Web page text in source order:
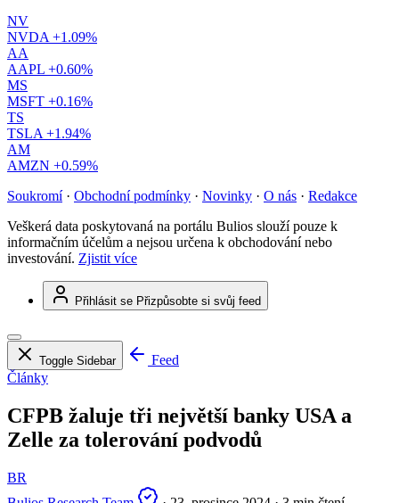
NV
NVDA +1.09%
AA
AAPL +0.60%
MS
MSFT +0.16%
TS
TSLA +1.94%
AM
AMZN +0.59%
Soukromí · Obchodní podmínky · Novinky · O nás · Redakce
Veškerá data poskytovaná na portálu Bulios slouží pouze k
informačním účelům a nejsou určena k obchodování nebo
investování. Zjistit více
Přihlásit se Přizpůsobte si svůj feed
Toggle Sidebar
Feed
Články
CFPB žaluje tři největší banky USA a
Zelle za tolerování podvodů
BR